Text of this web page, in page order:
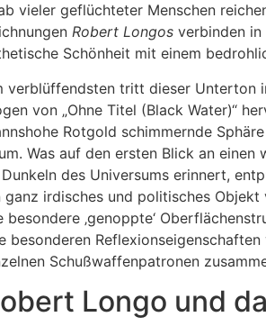
vieler geflüchteter Menschen
Robert Longos verbinden
Schönheit mit einem
verblüffendsten tritt dieser Unterton
von „Ohne Titel (Black Water)“
Rotgold schimmernde
Was auf den ersten Blick an
des Universums erinnert,
ganz irdisches und politisches
besondere ‚genoppte‘
besonderen
Schußwaffenpatronen
Longo und